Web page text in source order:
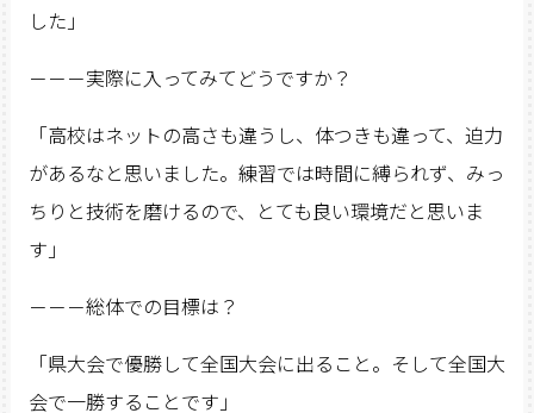
した」
－－－実際に入ってみてどうですか？
「高校はネットの高さも違うし、体つきも違って、迫力
があるなと思いました。練習では時間に縛られず、みっ
ちりと技術を磨けるので、とても良い環境だと思いま
す」
－－－総体での目標は？
「県大会で優勝して全国大会に出ること。そして全国大
会で一勝することです」